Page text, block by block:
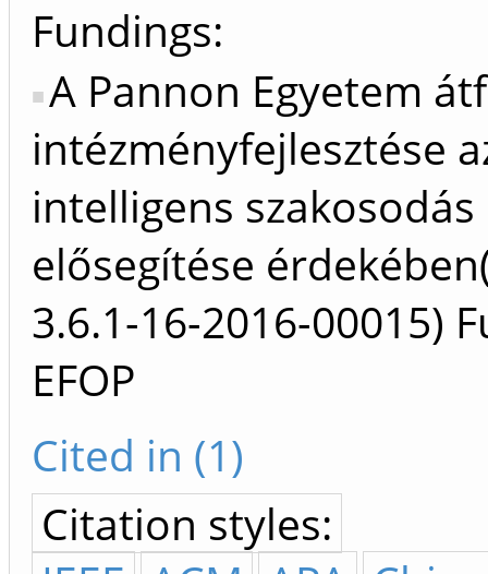
Fundings:
A Pannon Egyetem
intézményfejlesztése
intelligens szakosodás
elősegítése
3.6.1-16-2016-00015)
EFOP
Cited in (1)
Citation styles: